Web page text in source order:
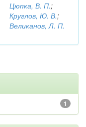
Цюпка, В. П.;
Круглов, Ю. В.;
Великанов, Л. П.
1